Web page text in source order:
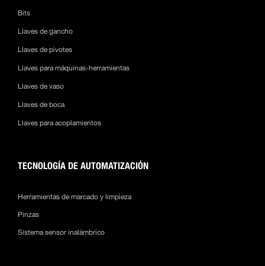
Bits
Llaves de gancho
Llaves de pivotes
Llaves para máquinas-herramientas
Llaves de vaso
Llaves de boca
Llaves para acoplamientos
TECNOLOGÍA DE AUTOMATIZACIÓN
Herramientas de marcado y limpieza
Pinzas
Sistema sensor inalámbrico